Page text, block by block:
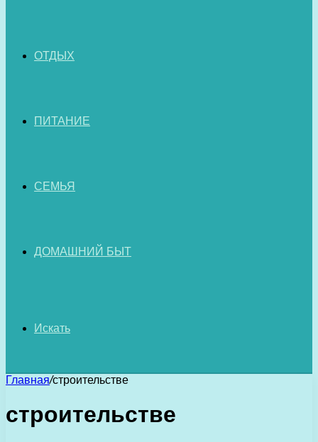
ОТДЫХ
ПИТАНИЕ
СЕМЬЯ
ДОМАШНИЙ БЫТ
Искать
Главная/строительстве
строительстве